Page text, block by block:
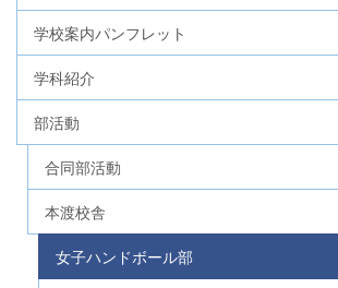
学校案内パンフレット
学科紹介
部活動
合同部活動
本渡校舎
女子ハンドボール部